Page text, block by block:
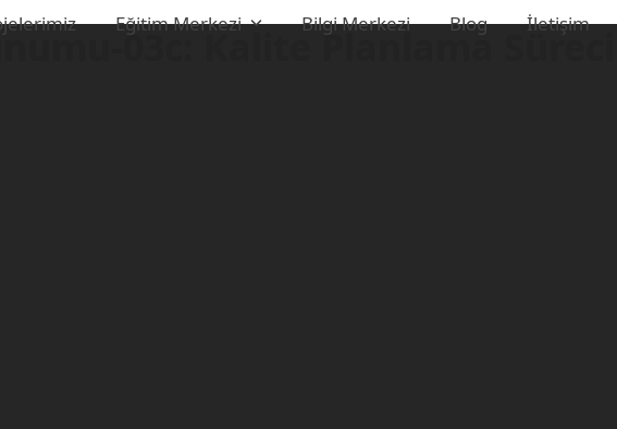
Eğitim Merkezi Bilgi Merkezi Blog İletişim
03c: Kalite Planlama Süreci